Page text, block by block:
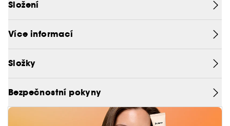
Složení
Více informací
Složky
Bezpečnostní pokyny